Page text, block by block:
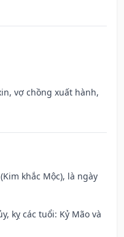
vợ chồng xuất hành,
khắc Mộc), là ngày
kỵ các tuổi: Kỷ Mão và